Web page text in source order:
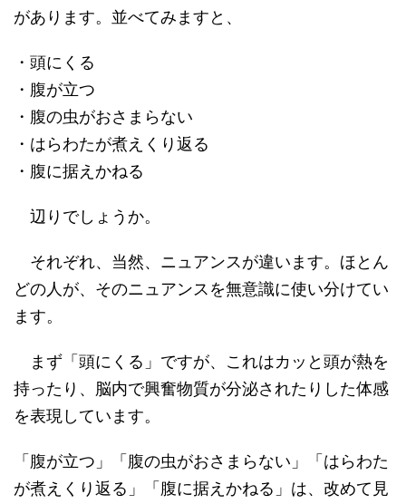
があります。並べてみますと、
・頭にくる
・腹が立つ
・腹の虫がおさまらない
・はらわたが煮えくり返る
・腹に据えかねる
辺りでしょうか。
それぞれ、当然、ニュアンスが違います。ほとん
どの人が、そのニュアンスを無意識に使い分けてい
ます。
まず「頭にくる」ですが、これはカッと頭が熱を
持ったり、脳内で興奮物質が分泌されたりした体感
を表現しています。
「腹が立つ」「腹の虫がおさまらない」「はらわた
が煮えくり返る」「腹に据えかねる」は、改めて見